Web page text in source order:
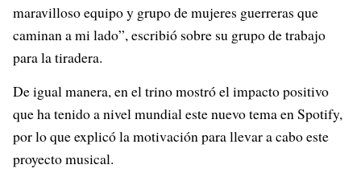
maravilloso equipo y grupo de mujeres guerreras que
caminan a mi lado”, escribió sobre su grupo de trabajo
para la tiradera.
De igual manera, en el trino mostró el impacto positivo
que ha tenido a nivel mundial este nuevo tema en Spotify,
por lo que explicó la motivación para llevar a cabo este
proyecto musical.